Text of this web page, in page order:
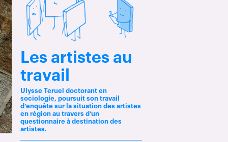
Les artistes au
travail
Ulysse Teruel doctorant en
sociologie, poursuit son travail
d’enquête sur la situation des artistes
en région au travers d’un
questionnaire à destination des
artistes.